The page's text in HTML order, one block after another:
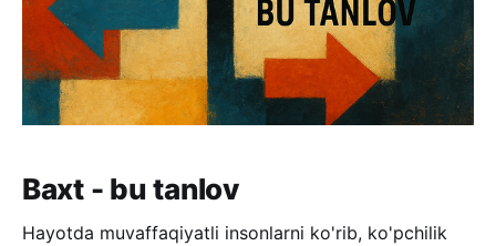
Baxt - bu tanlov
Hayotda muvaffaqiyatli insonlarni ko'rib, ko'pchilik